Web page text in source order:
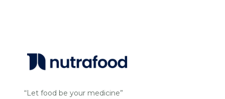
“Let food be your medicine”